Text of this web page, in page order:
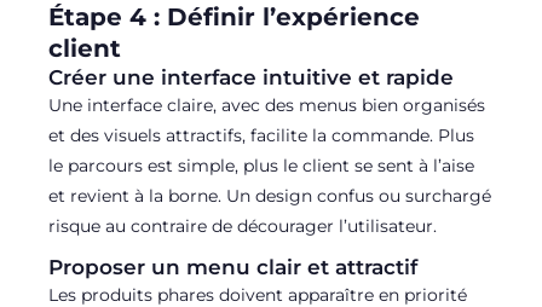
Étape 4 : Définir l’expérience
client
Créer une interface intuitive et rapide
Une interface claire, avec des menus bien organisés
et des visuels attractifs, facilite la commande. Plus
le parcours est simple, plus le client se sent à l’aise
et revient à la borne. Un design confus ou surchargé
risque au contraire de décourager l’utilisateur.
Proposer un menu clair et attractif
Les produits phares doivent apparaître en priorité